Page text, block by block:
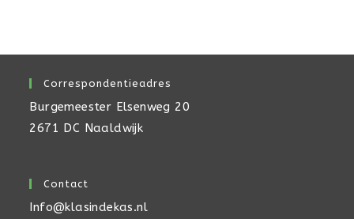
Correspondentieadres
Burgemeester Elsenweg 20
2671 DC Naaldwijk
Contact
Info@klasindekas.nl